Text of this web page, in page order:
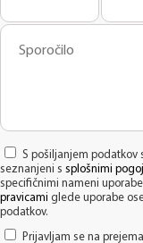
S pošiljanjem podatkov
seznanjeni s splošnimi
specifičnimi nameni
pravicami glede uporabe
podatkov.
Prijavljam se na